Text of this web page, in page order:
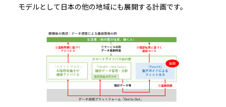
モデルとして日本の他の地域にも展開する計画です。